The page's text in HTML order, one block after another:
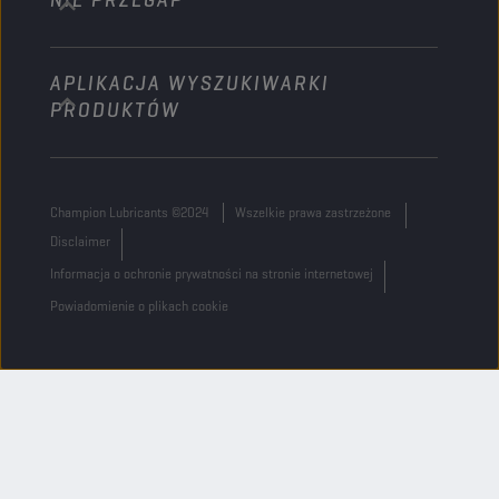
+32 3 870 00 20
Georges Gilliotstraat, 52 2620 Hemiksem
Belgium
APLIKACJA WYSZUKIWARKI
PRODUKTÓW
Champion Lubricants ©2024
Wszelkie prawa zastrzeżone
Disclaimer
Informacja o ochronie prywatności na stronie internetowej
Powiadomienie o plikach cookie